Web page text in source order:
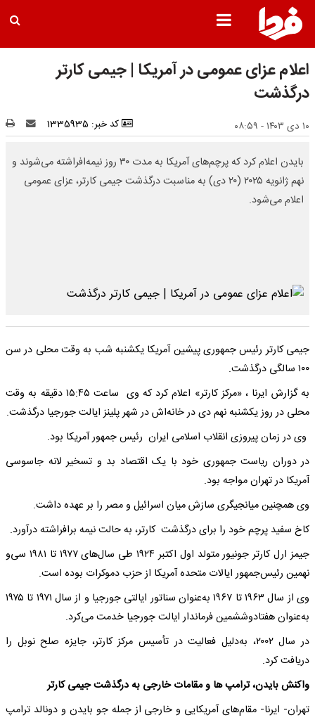
اعلام عزای عمومی در آمریکا | جیمی کارتر
درگذشت
۱۰ دی ۱۴۰۳ - ۰۸:۵۹ کد خبر: 1335935
بایدن اعلام کرد که پرچم‌های آمریکا به مدت ۳۰ روز نیمه‌افراشته می‌شوند و
نهم ژانویه ۲۰۲۵ (۲۰ دی) به مناسبت درگذشت جیمی کارتر، عزای عمومی
اعلام می‌شود.
جیمی کارتر رئیس جمهوری پیشین آمریکا یکشنبه شب به وقت محلی در سن
۱۰۰ سالگی درگذشت.
به گزارش ایرنا ، «مرکز کارتر» اعلام کرد که وی ساعت ۱۵:۴۵ دقیقه به وقت
محلی در روز یکشنبه نهم دی در خانه‌اش در شهر پلینز ایالت جورجیا درگذشت.
وی در زمان پیروزی انقلاب اسلامی ایران رئیس جمهور آمریکا بود.
در دوران ریاست جمهوری خود با یک اقتصاد بد و تسخیر لانه جاسوسی
آمریکا در تهران مواجه بود.
وی همچنین میانجیگری سازش میان اسرائیل و مصر را بر عهده داشت.
کاخ سفید پرچم خود را برای درگذشت کارتر، به حالت نیمه برافراشته درآورد.
جیمز ارل کارتر جونیور متولد اول اکتبر ۱۹۲۴ طی سال‌های ۱۹۷۷ تا ۱۹۸۱ سی‌و
نهمین رئیس‌جمهور ایالات متحده آمریکا از حزب دموکرات بوده است.
وی از سال ۱۹۶۳ تا ۱۹۶۷ به‌عنوان سناتور ایالتی جورجیا و از سال ۱۹۷۱ تا ۱۹۷۵
به‌عنوان هفتادوششمین فرماندار ایالت جورجیا خدمت می‌کرد.
در سال ۲۰۰۲، به‌دلیل فعالیت در تأسیس مرکز کارتر، جایزه صلح نوبل را
دریافت کرد.
واکنش‌ بایدن، ترامپ ها و مقامات خارجی به درگذشت جیمی کارتر
تهران- ایرنا- مقام‌های آمریکایی و خارجی از جمله جو بایدن و دونالد ترامپ